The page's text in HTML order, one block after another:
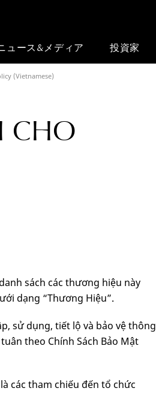
ュース&メディア 投資家
(Vietnamese)
CHO
sách các thương hiệu này
dạng “Thương Hiệu”.
sử dụng, tiết lộ và bảo vệ thông
theo Chính Sách Bảo Mật
các tham chiếu đến tổ chức